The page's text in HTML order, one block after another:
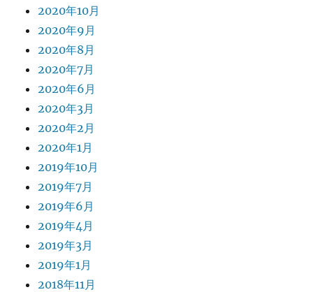
2020年10月
2020年9月
2020年8月
2020年7月
2020年6月
2020年3月
2020年2月
2020年1月
2019年10月
2019年7月
2019年6月
2019年4月
2019年3月
2019年1月
2018年11月